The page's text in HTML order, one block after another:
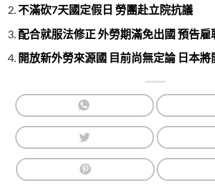
不滿砍7天國定假日 勞團赴立院抗議
配合就服法修正 外勞期滿免出國 預告雇
開放新外勞來源國 目前尚無定論 日本將